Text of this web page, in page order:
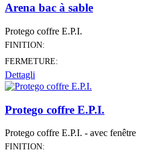
Arena bac à sable
Protego coffre E.P.I.
FINITION:
FERMETURE:
Dettagli
Protego coffre E.P.I.
Protego coffre E.P.I. - avec fenêtre
FINITION: